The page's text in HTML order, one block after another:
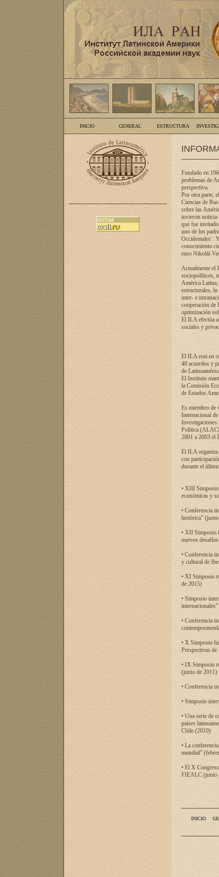
INICIO GENERAL ESTRUCTURA
Fundado en
problemas de
perspectiva.
Por otra parte,
Ciencias de
sobre las
tuvieron noticia
que fue
uno de los
Occidentales¨.
conocimiento
ruso Nikolái
Actualmente el
sociopolíticos,
América Latina,
estructurales,
inter- e
cooperación de
optimización
El ILA efectúa
sociales y
El ILA está en
40 acuerdos y
de
El Instituto
la Comisión
de Estados
Es miembro de
Internacional
Investigaciones
Política
2001 a 2003 el
El ILA organiza
con
durante el
• XIII Simposio
económicas y
• Conferencia
histórica”
• XII Simposio
nuevos
• Conferencia
y cultural de
• XI Simposio
de 2015)
• Simposio
• Conferencia
• X Simposio
Perspectivas
• IX Simposio
(junio de 2011)
• Conferencia
• Simposio
• Una serie de
países
Chile (2010)
• La
mundial”
• El X
FIEALC (junio
INICIO